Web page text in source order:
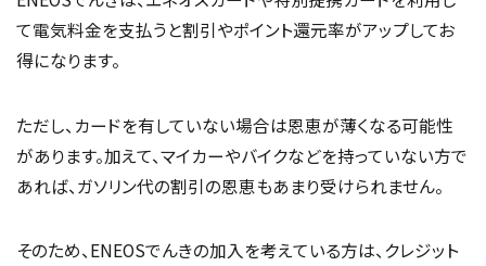
て電気料金を支払うと割引やポイント還元率がアップしてお
得になります。
ただし、カードを有していない場合は恩恵が薄くなる可能性
があります。加えて、マイカーやバイクなどを持っていない方で
あれば、ガソリン代の割引の恩恵もあまり受けられません。
そのため、ENEOSでんきの加入を考えている方は、クレジット